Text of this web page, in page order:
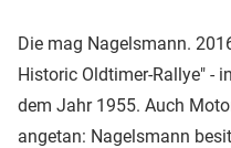
Die mag Nagelsmann.
Historic Oldtimer-Rallye" -
dem Jahr 1955. Auch
angetan: Nagelsmann